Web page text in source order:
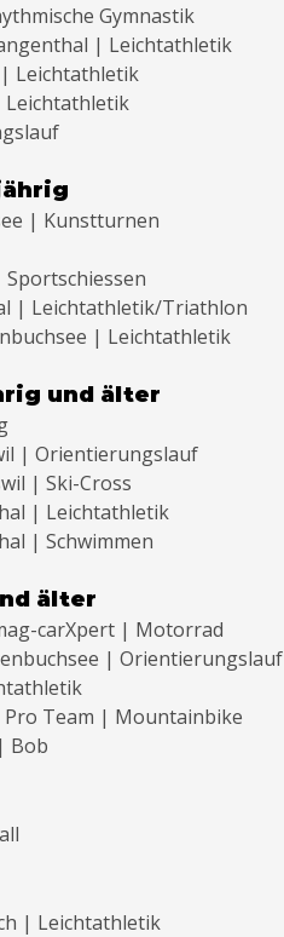
Gymnastik
| Leichtathletik
| Leichtathletik
Leichtathletik
| Kunstturnen
Sportschiessen
| Leichtathletik/Triathlon
| Leichtathletik
und älter
| Orientierungslauf
| Ski-Cross
| Leichtathletik
| Schwimmen
älter
carXpert | Motorrad
| Orientierungslauf
Pro Team | Mountainbike
Bob
| Leichtathletik